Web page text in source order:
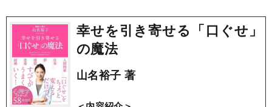
幸せを引き寄せる「口ぐせ」
の魔法
山名裕子 著